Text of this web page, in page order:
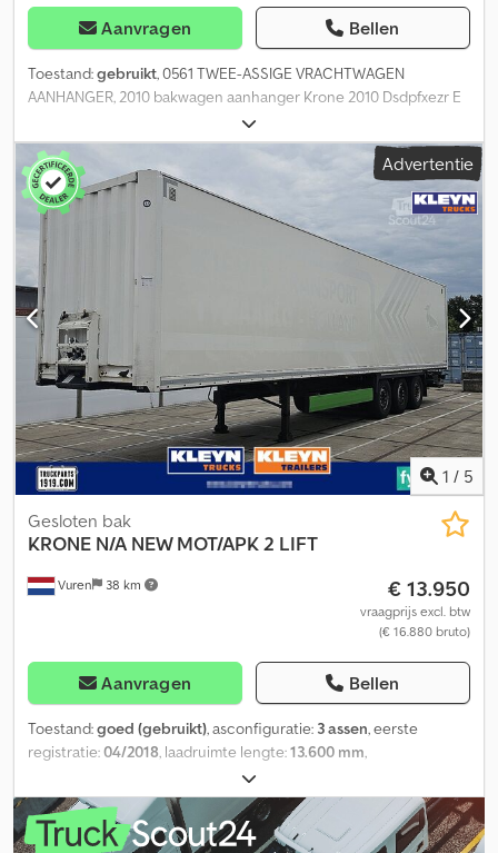
Aanvragen Bellen
Toestand:gebruikt, 0561 TWEE-ASSIGE VRACHTWAGEN
AANHANGER, 2010 bakwagen aanhanger Krone 2010 Dsdpfxezr E
Hwo Afgekr 2 assen Saf-assen Schijfremmen Achterklep Banden
385/65-22.5 Lengte 13,60 m Regelmatige keuring Kenteken:
AF51011 Locatie: terrein in PIACENZA Inruilmogelijkheden worden
besproken € 9.500, exclusief btw
Advertentie
1 / 5
Vuren 38 km
Gesloten bak
KRONE N/A NEW MOT/APK 2 LIFT
€ 13.950
vraagprijs excl. btw
(€ 16.880 bruto)
Aanvragen Bellen
Toestand:goed (gebruikt), asconfiguratie: 3 assen, eerste
registratie:04/2018, laadruimte lengte:13.600 mm,
, laadruimtehoogte:
totale lengte:13.900 mm, totale breedte:2.550 mm, totale
hoogte:
4.000 mm , ophanging:lucht , bandenmaten: 385/65R22,5,
wielbasis:8.940 mm, kleur:overig, Bouwjaar: 2018 , Uitrusting:ABS,